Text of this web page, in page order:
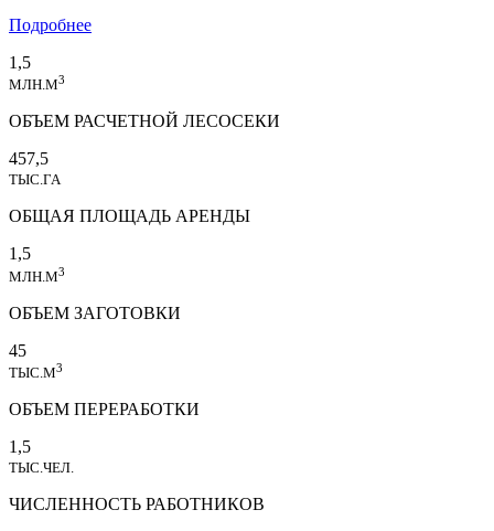
Подробнее
1,5
МЛН.М3
ОБЪЕМ РАСЧЕТНОЙ ЛЕСОСЕКИ
457,5
ТЫС.ГА
ОБЩАЯ ПЛОЩАДЬ АРЕНДЫ
1,5
МЛН.М3
ОБЪЕМ ЗАГОТОВКИ
45
ТЫС.М3
ОБЪЕМ ПЕРЕРАБОТКИ
1,5
ТЫС.ЧЕЛ.
ЧИСЛЕННОСТЬ РАБОТНИКОВ